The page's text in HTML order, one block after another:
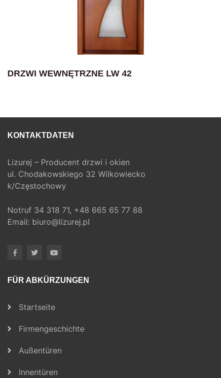
DRZWI WEWNĘTRZNE LW 42
KONTAKTDATEN
Lizurej – Producent drzwi i okien
ul. Chodakowskiego 32 Wilkowiecko
k/Częstochowy
Notruf 34 318 71, +48 665 65 77 88
Email: biuro@lizurej.pl
FÜR ABKÜRZUNGEN
Startseite
Firmengeschichte
Außentüren
Innentüren